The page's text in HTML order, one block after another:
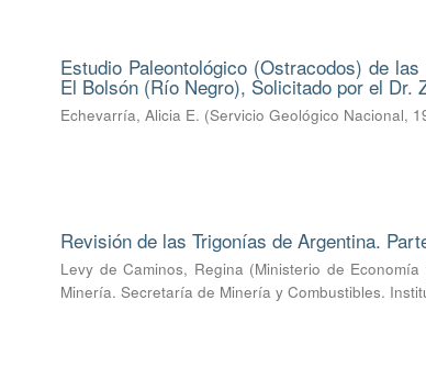
Estudio Paleontológico (Ostracodos) de
El Bolsón (Río Negro), Solicitado por el Dr.
Echevarría, Alicia E. (Servicio Geológico Nacional,
Revisión de las Trigonías de Argentina.
Levy de Caminos, Regina (Ministerio de
Minería. Secretaría de Minería y Combustibles.